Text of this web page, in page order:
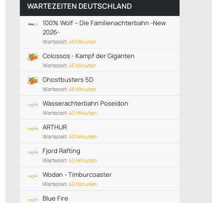
WARTEZEITEN DEUTSCHLAND
100% Wolf – Die Familienachterbahn -New
2026-
Wartezeit: 45 Minuten
Colossos - Kampf der Giganten
Wartezeit: 45 Minuten
Ghostbusters 5D
Wartezeit: 45 Minuten
Wasserachterbahn Poseidon
Wartezeit: 40 Minuten
ARTHUR
Wartezeit: 40 Minuten
Fjord Rafting
Wartezeit: 40 Minuten
Wodan - Timburcoaster
Wartezeit: 40 Minuten
Blue Fire